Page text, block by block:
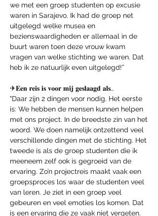
we met een groep studenten op excusie
waren in Sarajevo. Ik had de groep net
uitgelegd welke musea en
bezienswaardigheden er allemaal in de
buurt waren toen deze vrouw kwam
vragen van welke stichting we waren. Dat
heb ik ze natuurlijk even uitgelegd!”
✈𝐄𝐞𝐧 𝐫𝐞𝐢𝐬 𝐢𝐬 𝐯𝐨𝐨𝐫 𝐦𝐢𝐣 𝐠𝐞𝐬𝐥𝐚𝐚𝐠𝐝 𝐚𝐥𝐬…
"Daar zijn 2 dingen voor nodig. Het eerste
is: We hebben de mensen kunnen helpen
met ons project. In de breedste zin van het
woord. We doen namelijk ontzettend veel
verschillende dingen met de stichting. Het
tweede is als de groep studenten die ik
meeneem zelf ook is gegroeid van de
ervaring. Zo’n projectreis maakt vaak een
groepsproces los waar de studenten veel
van leren. Je ziet in een groep veel
gebeuren en veel emoties los komen. Dat
is een ervaring die ze vaak niet vergeten.